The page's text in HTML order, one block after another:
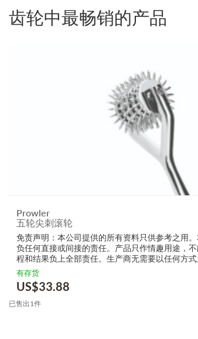
齿轮中最畅销的产品
Prowler
五轮尖刺滚轮
免责声明：本公司提供的所有资料只供参考之用
负任何直接或间接的责任。产品只作情趣用途，
程和结果负上全部责任。生产商无需要以任何方
的损毁，受伤或者任何伤害。
有存货
US$33.88
已售出1件